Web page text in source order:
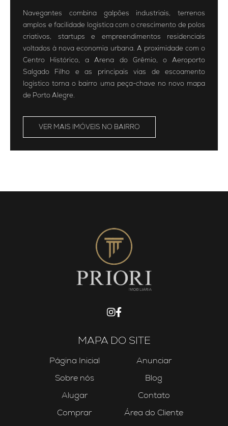
Navegantes combina galpões industriais, terrenos
amplos e facilidade logística com o crescimento de polos
criativos, startups e empreendimentos residenciais
voltados à nova economia urbana. A proximidade com o
Centro Histórico, a Arena do Grêmio, o Aeroporto
Salgado Filho e as principais vias de escoamento
logístico torna o bairro uma peça-chave no novo mapa
de Porto Alegre.
VER MAIS IMÓVEIS NO BAIRRO
MAPA DO SITE
Página Inicial
Sobre nós
Alugar
Comprar
Anunciar
Blog
Contato
Área do Cliente